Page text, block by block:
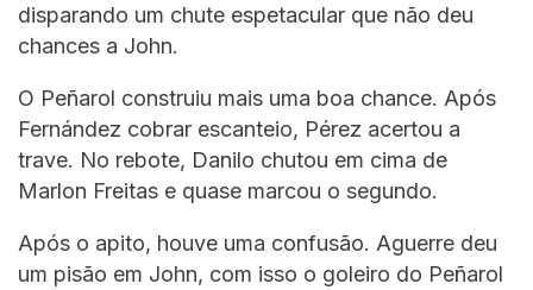
disparando um chute espetacular que não deu
chances a John.
O Peñarol construiu mais uma boa chance. Após
Fernández cobrar escanteio, Pérez acertou a
trave. No rebote, Danilo chutou em cima de
Marlon Freitas e quase marcou o segundo.
Após o apito, houve uma confusão. Aguerre deu
um pisão em John, com isso o goleiro do Peñarol